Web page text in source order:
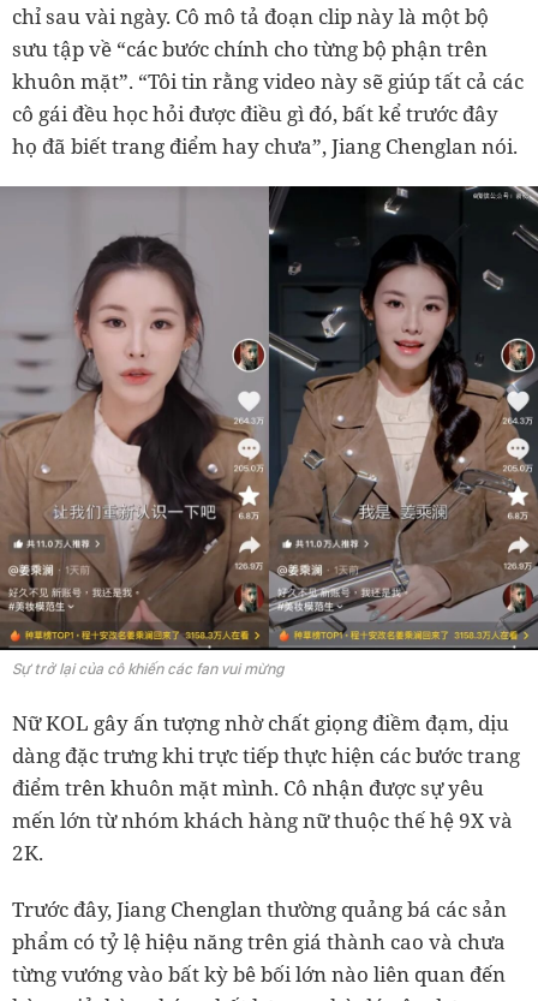
chỉ sau vài ngày. Cô mô tả đoạn clip này là một bộ
sưu tập về “các bước chính cho từng bộ phận trên
khuôn mặt”. “Tôi tin rằng video này sẽ giúp tất cả các
cô gái đều học hỏi được điều gì đó, bất kể trước đây
họ đã biết trang điểm hay chưa”, Jiang Chenglan nói.
Sự trở lại của cô khiến các fan vui mừng
Nữ KOL gây ấn tượng nhờ chất giọng điềm đạm, dịu
dàng đặc trưng khi trực tiếp thực hiện các bước trang
điểm trên khuôn mặt mình. Cô nhận được sự yêu
mến lớn từ nhóm khách hàng nữ thuộc thế hệ 9X và
2K.
Trước đây, Jiang Chenglan thường quảng bá các sản
phẩm có tỷ lệ hiệu năng trên giá thành cao và chưa
từng vướng vào bất kỳ bê bối lớn nào liên quan đến